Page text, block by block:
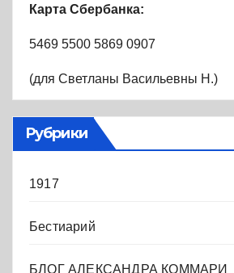
Карта Сбербанка:
5469 5500 5869 0907
(для Светланы Васильевны Н.)
Рубрики
1917
Бестиарий
БЛОГ АЛЕКСАНДРА КОММАРИ